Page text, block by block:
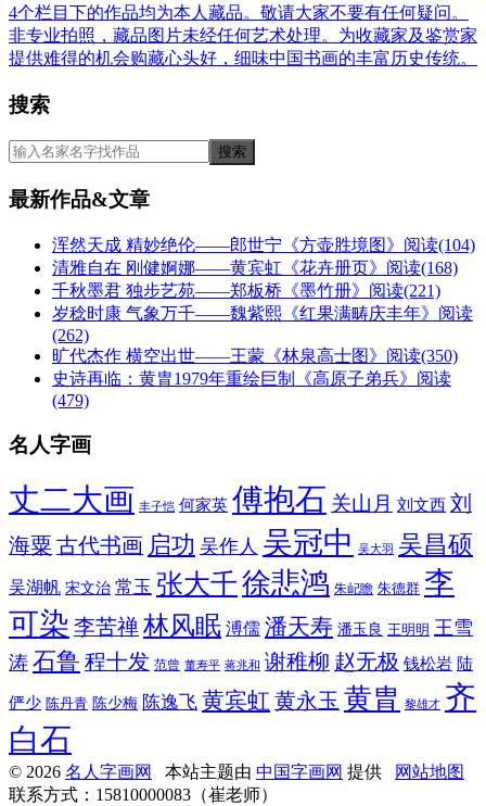
4个栏目下的作品均为本人藏品。敬请大家不要有任何疑问。
非专业拍照，藏品图片未经任何艺术处理。为收藏家及鉴赏家
提供难得的机会购藏心头好，细味中国书画的丰富历史传统。
搜索
最新作品&文章
浑然天成 精妙绝伦——郎世宁《方壶胜境图》 阅读(104)
清雅自在 刚健婀娜——黄宾虹《花卉册页》 阅读(168)
千秋墨君 独步艺苑——郑板桥《墨竹册》 阅读(221)
岁稔时康 气象万千——魏紫熙《红果满畴庆丰年》 阅读
(262)
旷代杰作 横空出世——王蒙《林泉高士图》 阅读(350)
史诗再临：黄胄1979年重绘巨制《高原子弟兵》 阅读
(479)
名人字画
丈二大画 丰子恺 何家英 傅抱石 关山月 刘文西 刘
海粟 古代书画 启功 吴作人 吴冠中 吴大羽 吴昌硕
吴湖帆 宋文治 常玉 张大千徐悲鸿 朱屺瞻 朱德群 李
可染 李苦禅林风眠 溥儒 潘天寿 潘玉良 王明明 王雪
涛 石鲁 程十发 范曾 董寿平 蒋兆和 谢稚柳 赵无极 钱松岩 陆
俨少 陈丹青 陈少梅 陈逸飞 黄宾虹 黄永玉 黄胄 黎雄才 齐
白石
© 2026 名人字画网 本站主题由 中国字画网 提供
网站地图
联系方式：15810000083（崔老师）